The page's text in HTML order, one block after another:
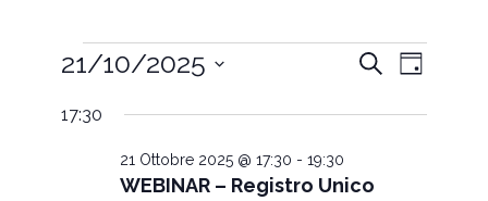
Eventi
21
Ottobre
2025
Eventi
Ricerca
viste
CercaEvento
Viste
Giorno
21/10/2025
la
17:30
WEBINAR – Registro Unico
21 Ottobre 2025 @ 17:30 -19:30